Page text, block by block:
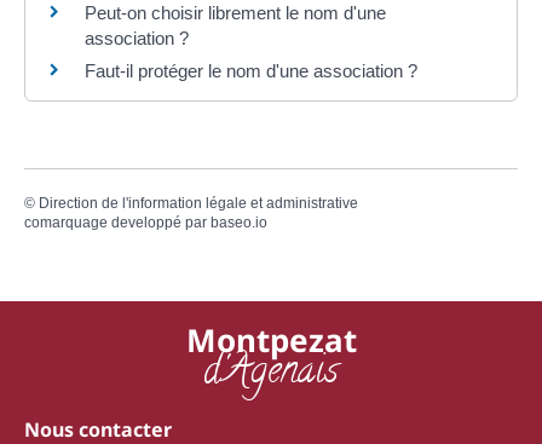
Peut-on choisir librement le nom d'une
association ?
Faut-il protéger le nom d'une association ?
© Direction de l'information légale et administrative
comarquage developpé par baseo.io
Montpezat
d'Agenais
Nous contacter